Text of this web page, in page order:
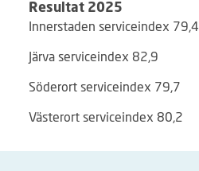
Resultat 2025
Innerstaden serviceindex 79,4
Järva serviceindex 82,9
Söderort serviceindex 79,7
Västerort serviceindex 80,2